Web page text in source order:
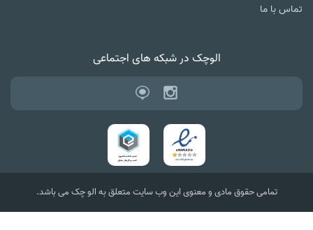
با ما
الوچک در شبکه های اجتماعی
تمامی حقوق مادی و معنوی این وب سایت متعلق به الو چک می باشد.